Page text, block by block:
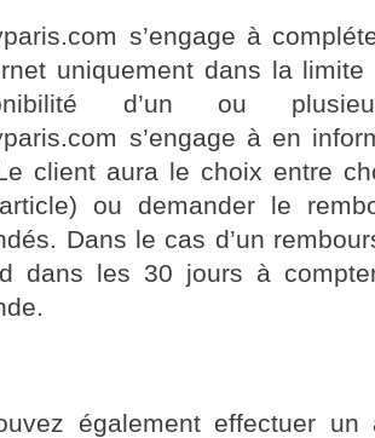
s’engage à
uniquement dans la
d’un ou
s’engage à en
client aura le choix entre
ou demander le
Dans le cas d’un
dans les 30 jours à
également effectuer